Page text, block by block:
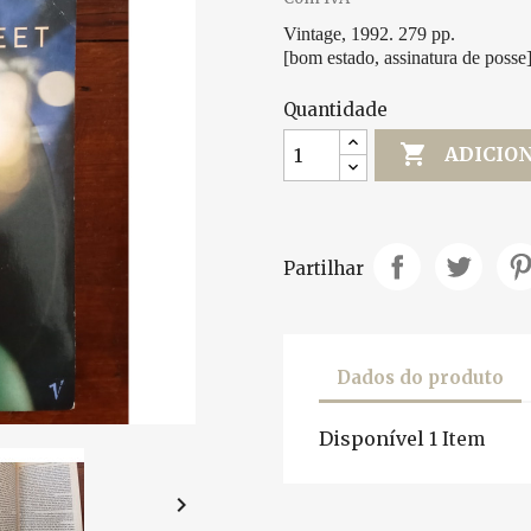

Vintage, 1992. 279 pp.
[bom estado, assinatura de posse]
Quantidade

Partilhar
Dados do produto
Disponível 1 Item